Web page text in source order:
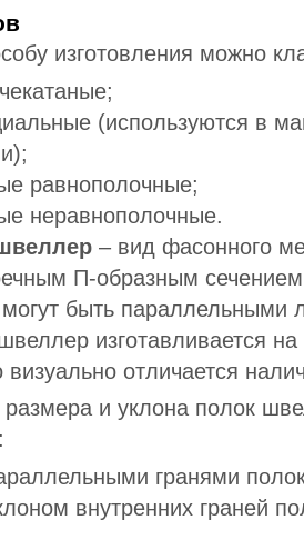
изготовления можно
(используются в
равнополочные;
неравнополочные.
– вид фасонного
П-образным
быть параллельными
изготавливается
визуально отличается
размера и уклона полок
гранями
внутренних граней